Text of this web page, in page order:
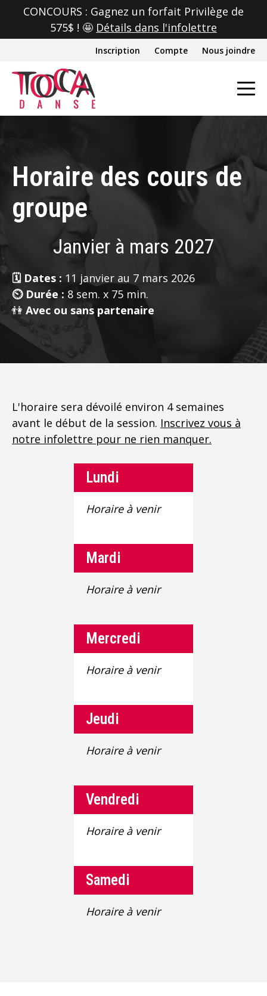
CONCOURS : Gagnez un forfait Privilège de
575$ ! 🤩 Détails dans l'infolettre
Inscription Compte Nous joindre
Horaire des cours de
groupe
Janvier à mars 2027
🗓️ Dates : 11 janvier au 7 mars 2026
⏲️ Durée : 8 sem. x 75 min.
👫 Avec ou sans partenaire
L'horaire sera dévoilé environ 4 semaines
avant le début de la session. Inscrivez vous à
notre infolettre pour ne rien manquer.
Lundi
Horaire à venir
Mardi
Horaire à venir
Mercredi
Horaire à venir
Jeudi
Horaire à venir
Vendredi
Horaire à venir
Samedi
Horaire à venir